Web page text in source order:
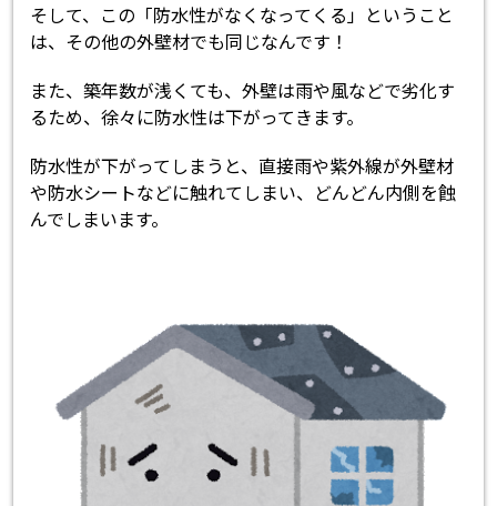
そして、この「防水性がなくなってくる」ということ
は、その他の外壁材でも同じなんです！
また、築年数が浅くても、外壁は雨や風などで劣化す
るため、徐々に防水性は下がってきます。
防水性が下がってしまうと、直接雨や紫外線が外壁材
や防水シートなどに触れてしまい、どんどん内側を蝕
んでしまいます。